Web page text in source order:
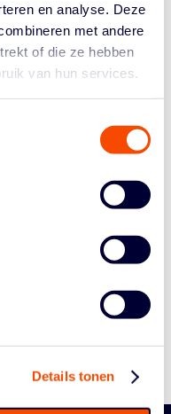
en analyse. Deze
met andere
of die ze hebben
van hun services.
Details tonen
jaar. Dit past
die vanaf 29